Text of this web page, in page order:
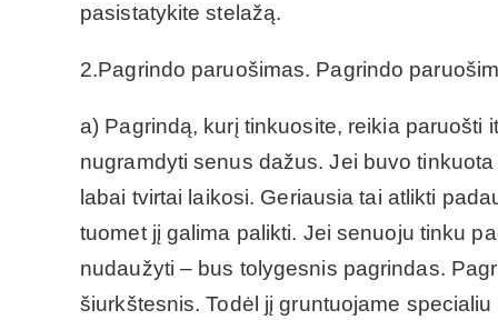
pasistatykite stelažą.
2.Pagrindo paruošimas. Pagrindo
a) Pagrindą, kurį tinkuosite, reikia paruošti
nugramdyti senus dažus. Jei buvo
labai tvirtai laikosi. Geriausia tai atlikti
tuomet jį galima palikti. Jei senuoju tinku
nudaužyti – bus tolygesnis pagrindas.
šiurkštesnis. Todėl jį gruntuojame